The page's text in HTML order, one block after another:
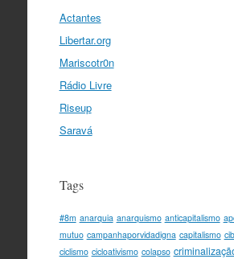
Actantes
Libertar.org
Mariscotr0n
Rádio Livre
Riseup
Saravá
Tags
#8m anarquia anarquismo anticapitalismo
mutuo campanhaporvidadigna capitalismo
ciclismo cicloativismo colapso